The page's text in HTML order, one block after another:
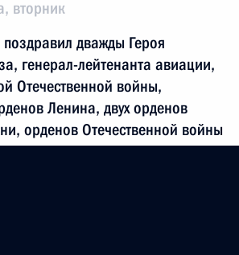
вторник
дважды Героя
генерал-лейтенанта авиации,
Отечественной войны,
Ленина, двух орденов
орденов Отечественной войны
Попкова с 85-летием